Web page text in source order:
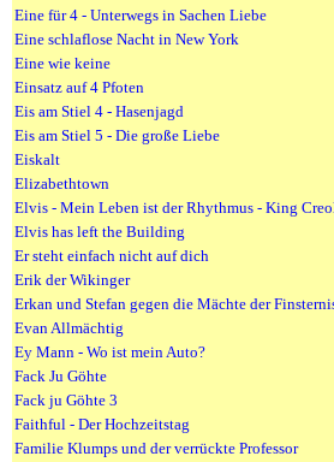
Eine für 4 - Unterwegs in Sachen Liebe
Eine schlaflose Nacht in New York
Eine wie keine
Einsatz auf 4 Pfoten
Eis am Stiel 4 - Hasenjagd
Eis am Stiel 5 - Die große Liebe
Eiskalt
Elizabethtown
Elvis - Mein Leben ist der Rhythmus - King
Elvis has left the Building
Er steht einfach nicht auf dich
Erik der Wikinger
Erkan und Stefan gegen die Mächte der
Evan Allmächtig
Ey Mann - Wo ist mein Auto?
Fack Ju Göhte
Fack ju Göhte 3
Faithful - Der Hochzeitstag
Familie Klumps und der verrückte Professor